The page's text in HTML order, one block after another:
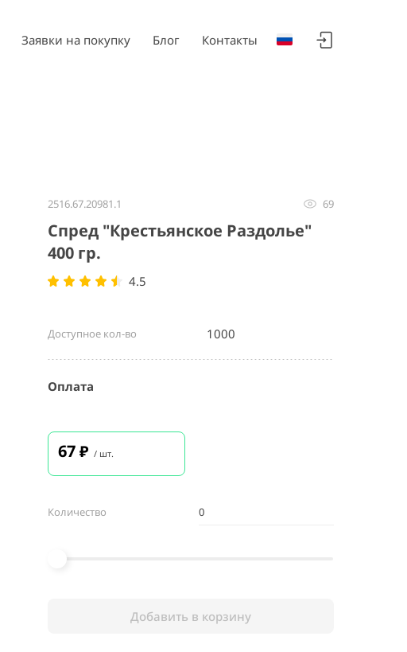
Заявки на покупку Блог Контакты
2516.67.20981.1 69
Спред "Крестьянское Раздолье"
400 гр.
4.5
Доступное кол-во 1000
Оплата
67₽ / шт.
Количество
Добавить в корзину